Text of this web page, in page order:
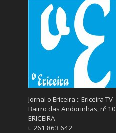
Jornal o Ericeira :: Ericeira TV
Bairro das Andorinhas, nº 10
ERICEIRA
t. 261 863 642